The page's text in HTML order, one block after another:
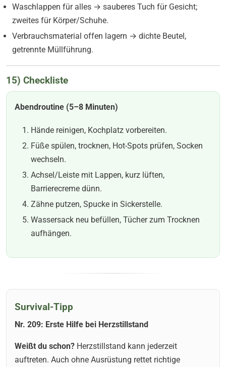
Waschlappen für alles → sauberes Tuch für Gesicht;
zweites für Körper/Schuhe.
Verbrauchsmaterial offen lagern → dichte Beutel,
getrennte Müllführung.
15) Checkliste
Abendroutine (5–8 Minuten)
Hände reinigen, Kochplatz vorbereiten.
Füße spülen, trocknen, Hot-Spots prüfen, Socken
wechseln.
Achsel/Leiste mit Lappen, kurz lüften,
Barrierecreme dünn.
Zähne putzen, Spucke in Sickerstelle.
Wassersack neu befüllen, Tücher zum Trocknen
aufhängen.
Survival-Tipp
Nr. 209: Erste Hilfe bei Herzstillstand
Weißt du schon? Herzstillstand kann jederzeit
auftreten. Auch ohne Ausrüstung rettet richtige